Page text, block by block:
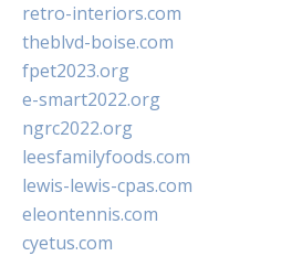
retro-interiors.com
theblvd-boise.com
fpet2023.org
e-smart2022.org
ngrc2022.org
leesfamilyfoods.com
lewis-lewis-cpas.com
eleontennis.com
cyetus.com